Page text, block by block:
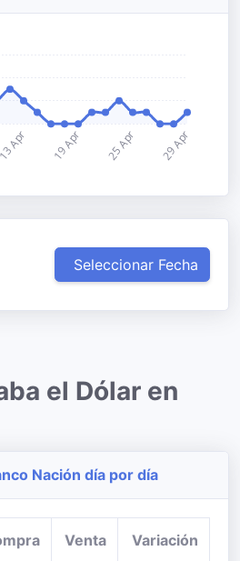
Seleccionar Fecha
el Dólar en
Nación día por día
Venta Variación